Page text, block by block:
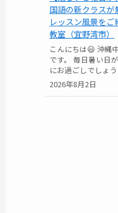
国語の新クラスが
レッスン風景を
教室（宜野湾市）
2026年8月2日
こんにちは😃 沖縄
です。 毎日暑い日
にお過ごしでしょ